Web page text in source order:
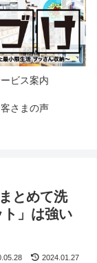
ビス案内
さまの声
とめて洗
」は強い
2024.01.27